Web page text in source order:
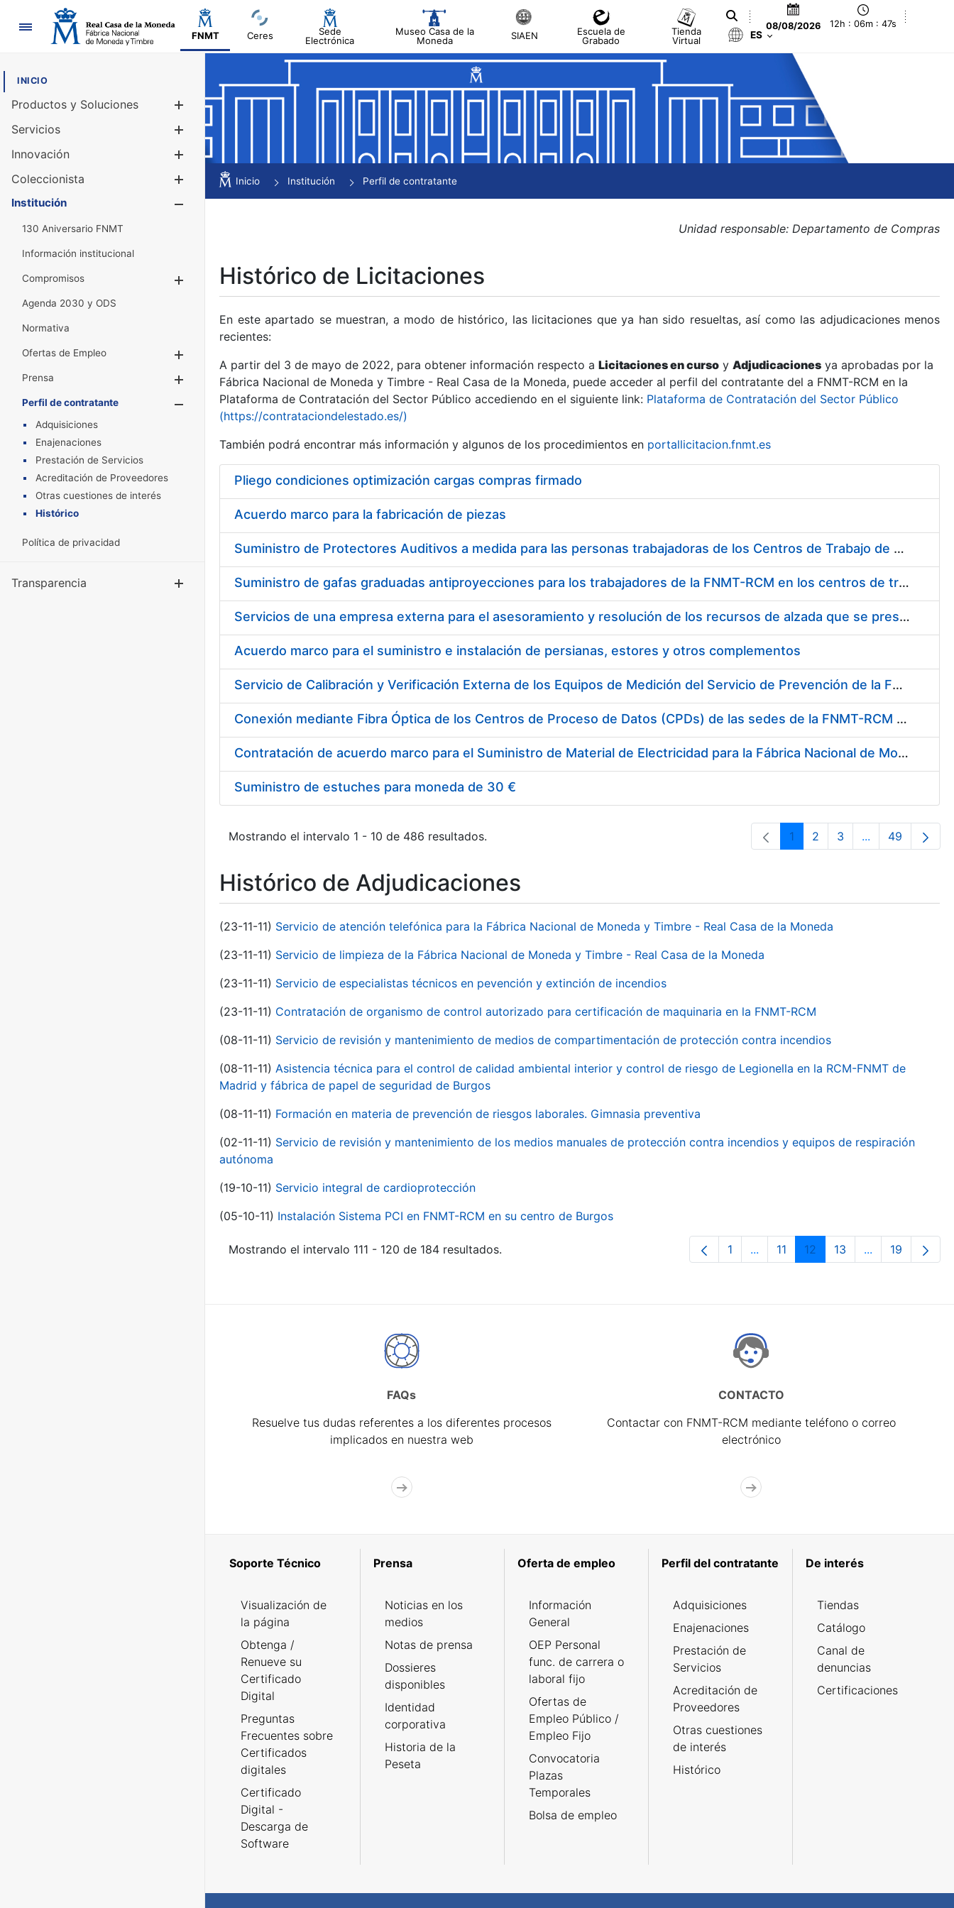
Navegación
FNMT Ceres
Sede
Electrónica
Museo Casa de la
Moneda
SIAEN
Escuela de
Grabado
Tienda
Virtual
08/08/2026 12h : 06m : 47s
ES
INICIO
Productos y Soluciones
Mostrar/Ocultar
Servicios
Innovación
Coleccionista
Mostrar/Ocultar
Institución
130 Aniversario FNMT
Información institucional
Compromisos
Mostrar/Ocultar
Agenda 2030 y ODS
Normativa
Ofertas de Empleo
Prensa
Mostrar/Ocultar
Perfil de contratante
Mostrar/Ocultar
Adquisiciones
Enajenaciones
Prestación de Servicios
Acreditación de Proveedores
Otras cuestiones de interés
Histórico
Política de privacidad
Transparencia Mostrar/Ocultar
Inicio Institución Perfil de contratante
Unidad responsable: Departamento de Compras
Histórico de Licitaciones
En este apartado se muestran, a modo de histórico, las licitaciones que ya han sido resueltas, así como las adjudicaciones menos
recientes:
A partir del 3 de mayo de 2022, para obtener información respecto a Licitaciones en curso y Adjudicaciones ya aprobadas por la
Fábrica Nacional de Moneda y Timbre - Real Casa de la Moneda, puede acceder al perfil del contratante del a FNMT-RCM en la
Plataforma de Contratación del Sector Público accediendo en el siguiente link: Plataforma de Contratación del Sector Público
(https://contrataciondelestado.es/)
También podrá encontrar más información y algunos de los procedimientos en portallicitacion.fnmt.es
Pliego condiciones optimización cargas compras firmado
Acuerdo marco para la fabricación de piezas
Suministro de Protectores Auditivos a medida para las personas trabajadoras de los Centros de Trabajo de Madrid y Burgos
Suministro de gafas graduadas antiproyecciones para los trabajadores de la FNMT-RCM en los centros de trabajo de Madrid y Burgos
Servicios de una empresa externa para el asesoramiento y resolución de los recursos de alzada que se presentan relacionados con procesos de selección para la FNMT-RCM
Acuerdo marco para el suministro e instalación de persianas, estores y otros complementos
Servicio de Calibración y Verificación Externa de los Equipos de Medición del Servicio de Prevención de la FNMT-RCM
Conexión mediante Fibra Óptica de los Centros de Proceso de Datos (CPDs) de las sedes de la FNMT-RCM de Burgos y Madrid
Contratación de acuerdo marco para el Suministro de Material de Electricidad para la Fábrica Nacional de Moneda y Timbre-Real Casa de la Moneda en su centro de trabajo de Burgos
Suministro de estuches para moneda de 30 €
Mostrando el intervalo 1 - 10 de 486 resultados. Página
1 Página
2 Página
3 ...PáginasPágina
49
Histórico de Adjudicaciones
(23-11-11) Servicio de atención telefónica para la Fábrica Nacional de Moneda y Timbre - Real Casa de la Moneda
(23-11-11) Servicio de limpieza de la Fábrica Nacional de Moneda y Timbre - Real Casa de la Moneda
(23-11-11) Servicio de especialistas técnicos en pevención y extinción de incendios
(23-11-11) Contratación de organismo de control autorizado para certificación de maquinaria en la FNMT-RCM
(08-11-11) Servicio de revisión y mantenimiento de medios de compartimentación de protección contra incendios
(08-11-11) Asistencia técnica para el control de calidad ambiental interior y control de riesgo de Legionella en la RCM-FNMT de
Madrid y fábrica de papel de seguridad de Burgos
(08-11-11) Formación en materia de prevención de riesgos laborales. Gimnasia preventiva
(02-11-11) Servicio de revisión y mantenimiento de los medios manuales de protección contra incendios y equipos de respiración
autónoma
(19-10-11) Servicio integral de cardioprotección
(05-10-11) Instalación Sistema PCI en FNMT-RCM en su centro de Burgos
Mostrando el intervalo 111 - 120 de 184 resultados. Página
1 ...Páginas intermedias Use TAB para
Página
11 Página
12 Página
13 ...PáginasPágina
19
FAQs
Resuelve tus dudas referentes a los diferentes procesos
implicados en nuestra web
CONTACTO
Contactar con FNMT-RCM mediante teléfono o correo
electrónico
Soporte Técnico
Visualización de
la página
Obtenga /
Renueve su
Certificado
Digital
Preguntas
Frecuentes sobre
Certificados
digitales
Certificado
Digital -
Descarga de
Software
Prensa
Noticias en los
medios
Notas de prensa
Dossieres
disponibles
Identidad
corporativa
Historia de la
Peseta
Oferta de empleo
Información
General
OEP Personal
func. de carrera o
laboral fijo
Ofertas de
Empleo Público /
Empleo Fijo
Convocatoria
Plazas
Temporales
Bolsa de empleo
Perfil del contratante
Adquisiciones
Enajenaciones
Prestación de
Servicios
Acreditación de
Proveedores
Otras cuestiones
de interés
Histórico
De interés
Tiendas
Catálogo
Canal de
denuncias
Certificaciones